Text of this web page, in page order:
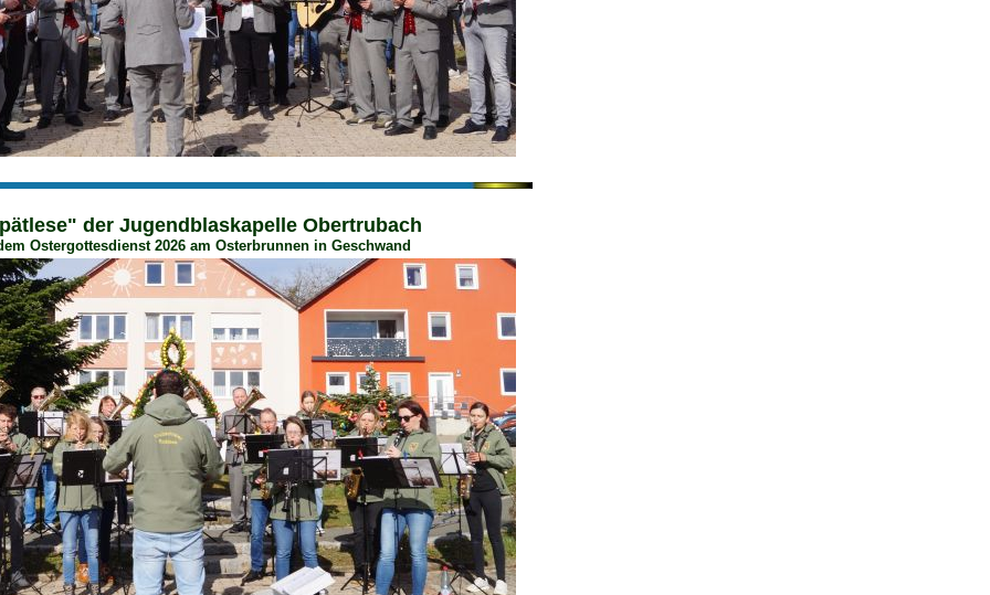
der Jugendblaskapelle Obertrubach
Ostergottesdienst 2026 am Osterbrunnen in Geschwand